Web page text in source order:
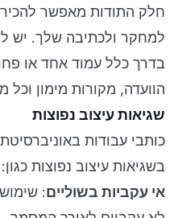
חלק התודות מאפשר
למחקר ולכתיבה שלך. יש
בדרך כלל עמוד אחד או
הוועדה, מקורות מימון
שגיאות עיצוב נפוצות
כותבי עבודות
בשגיאות עיצוב נפוצות כגון:
אי עקביות בשוליים: